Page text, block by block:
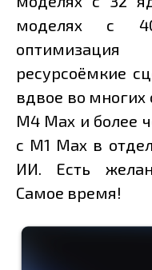
моделях с
ресурсоёмкие
вдвое во многих
M4 Max и более
с M1 Max в
ИИ. Есть
Самое время!